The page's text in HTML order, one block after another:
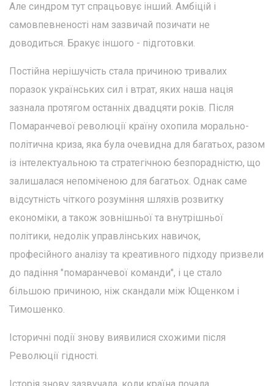
Але синдром тут спрацьовує інший. Амбіцій і
самовпевненості нам зазвичай позичати не
доводиться. Бракує іншого - підготовки.
Постійна нерішучість стала причиною тривалих
поразок українських сил і втрат, яких наша нація
зазнала протягом останніх двадцяти років. Після
Помаранчевої революції країну охопила морально-
політична криза, яка була очевидна для багатьох, разом
із інтелектуальною та стратегічною безпорадністю, що
залишалася непоміченою для багатьох. Однак саме
відсутність чіткого розуміння шляхів розвитку
економіки, а також зовнішньої та внутрішньої
політики, недолік управлінських навичок,
професійного аналізу та креативного підходу призвели
до падіння "помаранчевої команди", і це стало
більшою причиною, ніж скандали між Ющенком і
Тимошенко.
Історичні події знову виявилися схожими після
Революції гідності.